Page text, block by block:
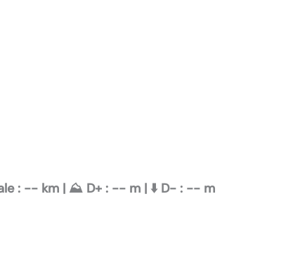
: -- km | ⛰️ D+ : -- m | ⬇️ D- : -- m